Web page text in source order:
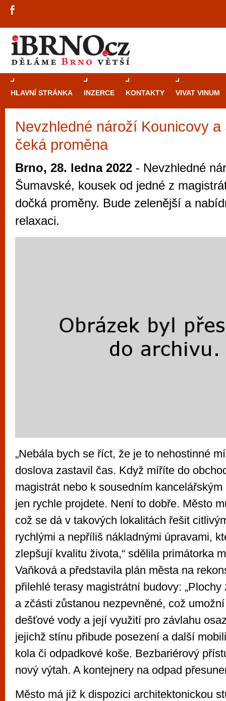
HLAVNÍ STRÁNKA INZERCE KONTAKTY VIVAT VINUM
Nevzhledné nároží Kounicovy a
čeká proměna
Brno, 28. ledna 2022 - Nevzhledné
Šumavské, kousek od jedné z
dočká proměny. Bude zelenější a
relaxaci.
„Nebála bych se říct, že je to nehostinné
doslova zastavil čas. Když míříte do
magistrát nebo k sousedním
jen rychle projdete. Není to dobře. Město
což se dá v takových lokalitách řešit
rychlými a nepříliš nákladnými úpravami,
zlepšují kvalitu života,“ sdělila primátorka
Vaňková a představila plán města na
přilehlé terasy magistrátní budovy:
a zčásti zůstanou nezpevněné, což
dešťové vody a její využití pro závlahu
jejichž stínu přibude posezení a další
kola či odpadkové koše. Bezbariérový
nový výtah. A kontejnery na odpad
Město má již k dispozici architektonickou
Průvodce
Brno je
zajímavé
restaurace,
Mimo jiné je ale také místem, kde si
vyzkoušet různé kasinové hry. V